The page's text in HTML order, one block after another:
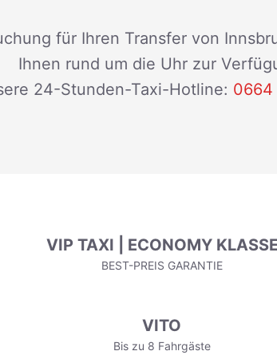
für Ihren Transfer von
Ihnen rund um die Uhr zur
24-Stunden-Taxi-Hotline: 0664
VIP TAXI | ECONOMY KLASSE
BEST-PREIS GARANTIE
VITO
Bis zu 8 Fahrgäste